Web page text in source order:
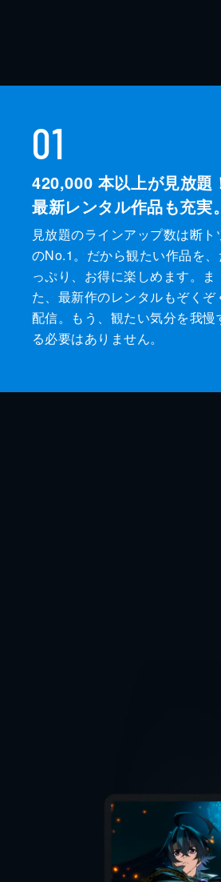
01
420,000 本以上が見放題
最新レンタル作品も充実。
見放題のラインアップ数は断ト
のNo.1。だから観たい作品を、
っぷり、お得に楽しめます。ま
た、最新作のレンタルもぞくぞ
配信。もう、観たい気分を我慢
る必要はありません。